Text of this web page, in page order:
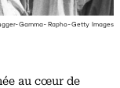
Gamma-Rapho-Getty Images
au cœur de